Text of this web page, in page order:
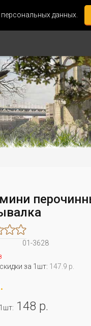
данных.
01-3628
за 1шт: 147.9 р.
148 р.